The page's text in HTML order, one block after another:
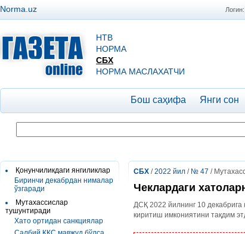
Логин:
Norma.uz
НТВ
НОРМА
СБХ
НОРМА МАСЛАХАТЧИ
Бош саҳифа Янги сон
Қонунчиликдаги янгиликлар
Биринчи декабрдан нималар
ўзгаради
Мутахассислар
тушунтиради
Хато ортидан санкциялар
СБХ /2022 йил / № 47 /
Чеклардаги
ДСҚ 2022 йилнинг 10
киритиш имкониятини тақдим